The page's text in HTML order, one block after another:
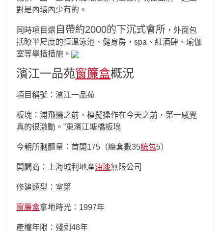
對是內環內少有的。
同時項目還 自帶約2000的下沉式會所 ，外面包
括瞭半尺度的恒溫泳池、健身房，spa、紅酒肆、瑜伽
室等舉措措施。
濱江一品苑窗簾盒概況
項目稱號：濱江一品苑
板塊：浦飛機之前，模擬操作在今天之前，第一感覺
真的很激動。”東濱江塘橋板塊
今朝所剩體量：首開175（總套數35統包5）
開闢商：上海城利地產油漆無限公司
修建類型：室第
窗簾盒拿地時光：1997年
產權年限：殘剩48年